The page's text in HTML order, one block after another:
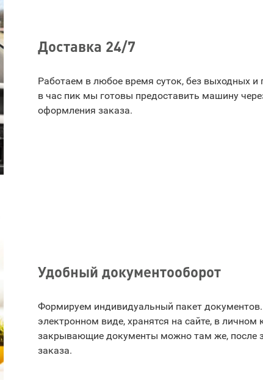
Доставка 24/7
Работаем в любое время суток, без выходных
в час пик мы готовы предоставить машину
оформления заказа.
Удобный документооборот
Формируем индивидуальный пакет документов.
электронном виде, хранятся на сайте, в личном
закрывающие документы можно там же, после
заказа.